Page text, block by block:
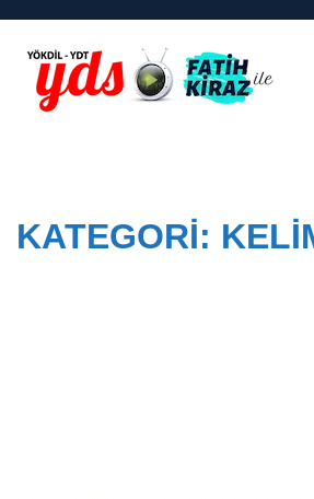
KATEGORI: